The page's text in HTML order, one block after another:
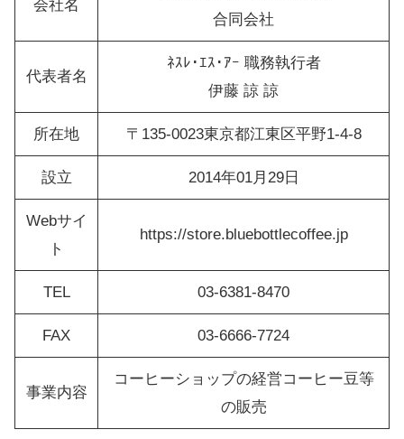
会社名
合同会社
代表者名
ﾈｽﾚ･ｴｽ･ｱｰ 職務執行者
伊藤 諒 諒
所在地 〒135-0023東京都江東区平野1-4-8
設立 2014年01月29日
Webサイ
ト
https://store.bluebottlecoffee.jp
TEL 03-6381-8470
FAX 03-6666-7724
事業内容
コーヒーショップの経営コーヒー豆等
の販売